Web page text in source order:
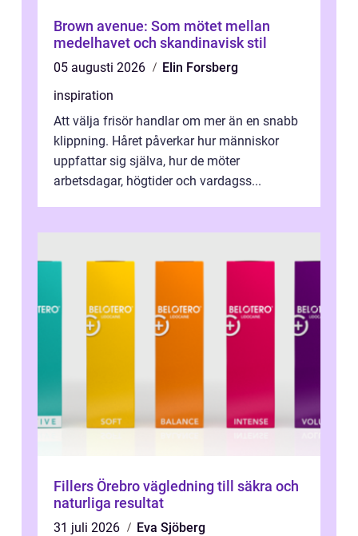
Brown avenue: Som mötet mellan
medelhavet och skandinavisk stil
05 augusti 2026
Elin Forsberg
inspiration
Att välja frisör handlar om mer än en snabb
klippning. Håret påverkar hur människor
uppfattar sig själva, hur de möter
arbetsdagar, högtider och vardagss...
Fillers Örebro vägledning till säkra och
naturliga resultat
31 juli 2026
Eva Sjöberg